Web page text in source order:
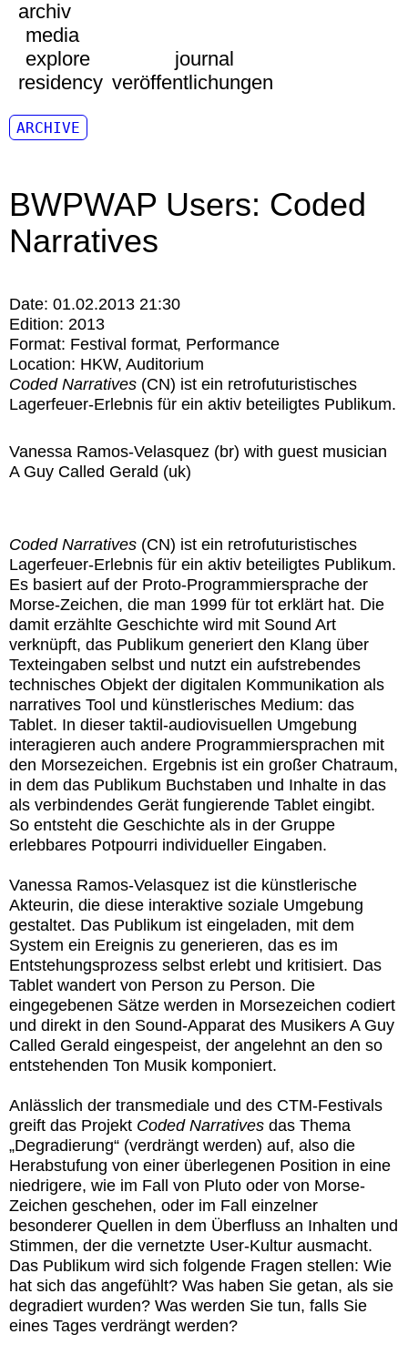
archiv
media
explore
journal
residency veröffentlichungen
ARCHIVE
BWPWAP Users: Coded
Narratives
Date: 01.02.2013 21:30
Edition: 2013
Format: Festival format Performance
Location: HKW Auditorium
Coded Narratives (CN) ist ein retrofuturistisches
Lagerfeuer-Erlebnis für ein aktiv beteiligtes Publikum.
Vanessa Ramos-Velasquez (br) with guest musician
A Guy Called Gerald (uk)
Coded Narratives (CN) ist ein retrofuturistisches
Lagerfeuer-Erlebnis für ein aktiv beteiligtes Publikum.
Es basiert auf der Proto-Programmiersprache der
Morse-Zeichen, die man 1999 für tot erklärt hat. Die
damit erzählte Geschichte wird mit Sound Art
verknüpft, das Publikum generiert den Klang über
Texteingaben selbst und nutzt ein aufstrebendes
technisches Objekt der digitalen Kommunikation als
narratives Tool und künstlerisches Medium: das
Tablet. In dieser taktil-audiovisuellen Umgebung
interagieren auch andere Programmiersprachen mit
den Morsezeichen. Ergebnis ist ein großer Chatraum,
in dem das Publikum Buchstaben und Inhalte in das
als verbindendes Gerät fungierende Tablet eingibt.
So entsteht die Geschichte als in der Gruppe
erlebbares Potpourri individueller Eingaben.
Vanessa Ramos-Velasquez ist die künstlerische
Akteurin, die diese interaktive soziale Umgebung
gestaltet. Das Publikum ist eingeladen, mit dem
System ein Ereignis zu generieren, das es im
Entstehungsprozess selbst erlebt und kritisiert. Das
Tablet wandert von Person zu Person. Die
eingegebenen Sätze werden in Morsezeichen codiert
und direkt in den Sound-Apparat des Musikers A Guy
Called Gerald eingespeist, der angelehnt an den so
entstehenden Ton Musik komponiert.
Anlässlich der transmediale und des CTM-Festivals
greift das Projekt Coded Narratives das Thema
„Degradierung“ (verdrängt werden) auf, also die
Herabstufung von einer überlegenen Position in eine
niedrigere, wie im Fall von Pluto oder von Morse-
Zeichen geschehen, oder im Fall einzelner
besonderer Quellen in dem Überfluss an Inhalten und
Stimmen, der die vernetzte User-Kultur ausmacht.
Das Publikum wird sich folgende Fragen stellen: Wie
hat sich das angefühlt? Was haben Sie getan, als sie
degradiert wurden? Was werden Sie tun, falls Sie
eines Tages verdrängt werden?